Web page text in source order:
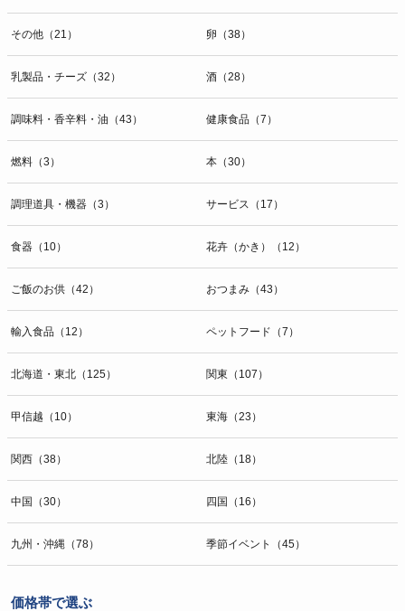
その他（21） 卵（38）
乳製品・チーズ（32） 酒（28）
調味料・香辛料・油（43） 健康食品（7）
燃料（3） 本（30）
調理道具・機器（3） サービス（17）
食器（10） 花卉（かき）（12）
ご飯のお供（42） おつまみ（43）
輸入食品（12） ペットフード（7）
北海道・東北（125） 関東（107）
甲信越（10） 東海（23）
関西（38） 北陸（18）
中国（30） 四国（16）
九州・沖縄（78） 季節イベント（45）
価格帯で選ぶ